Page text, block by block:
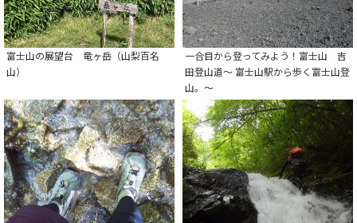
富士山の展望台 竜ヶ岳（山梨百名
山）
一合目から登ってみよう！富士山 吉
田登山道～ 富士山駅から歩く富士山登
山。～